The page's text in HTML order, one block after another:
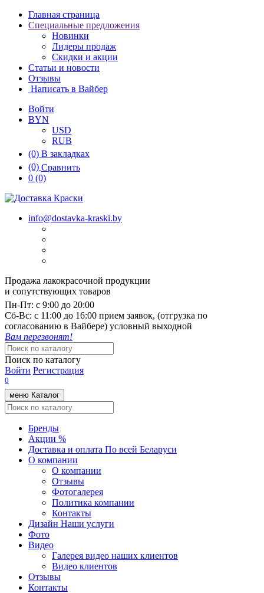
Главная страница
Специальные предложения
Новинки
Лидеры продаж
Скидки и акции
Статьи и новости
Отзывы
Написать в Вайбер
Войти
BYN
USD
RUB
(0) В закладках
(0) Сравнить
0 (0)
info@dostavka-kraski.by
Продажа лакокрасочной продукции
и сопутствующих товаров
Пн-Пт: с 9:00 до 20:00
Cб-Вс: с 11:00 до 16:00 прием заявок, (отгрузка по
согласованию в Вайбере) условный выходной
Вам перезвонят!
Поиск по каталогу
Войти Регистрация
0
меню Каталог
Бренды
Акции %
Доставка и оплата По всей Беларуси
О компании
О компании
Отзывы
Фотогалерея
Политика компании
Контакты
Дизайн Наши услуги
Фото
Видео
Галерея видео наших клиентов
Видео клиентов
Отзывы
Контакты